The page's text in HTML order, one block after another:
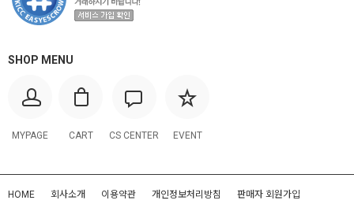
SHOP MENU
MYPAGE CART CS CENTER EVENT
HOME 회사소개 이용약관 개인정보처리방침 판매자 회원가입